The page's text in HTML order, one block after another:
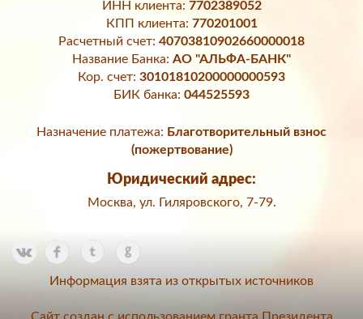
ИНН клиента: 7702389052
КПП клиента: 770201001
Расчетный счет: 40703810902660000018
Название Банка: АО "АЛЬФА-БАНК"
Кор. счет: 30101810200000000593
БИК банка: 044525593
Назначение платежа: Благотворительный взнос
(пожертвование)
Юридический адрес:
Москва, ул. Гиляровского, 7-79.
Информация взята из открытых источников